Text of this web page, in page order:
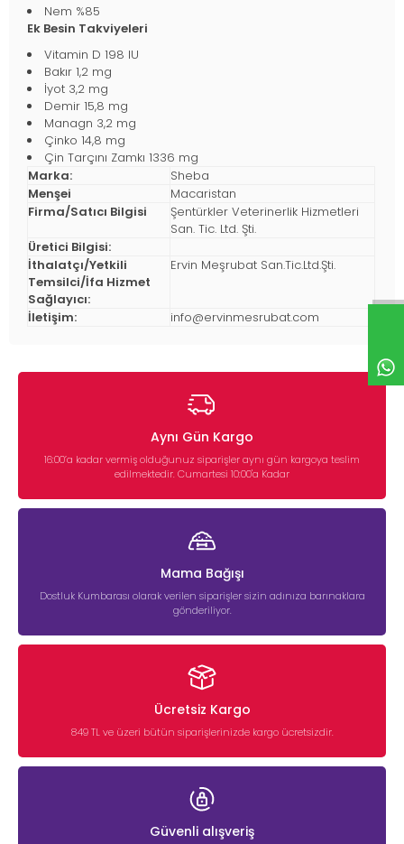
Nem %85
Ek Besin Takviyeleri
Vitamin D 198 IU
Bakır 1,2 mg
İyot 3,2 mg
Demir 15,8 mg
Managn 3,2 mg
Çinko 14,8 mg
Çin Tarçını Zamkı 1336 mg
Marka:
Sheba
Menşei
Macaristan
Firma/Satıcı Bilgisi
Şentürkler Veterinerlik Hizmetleri
San. Tic. Ltd. Şti.
Üretici Bilgisi:
İthalatçı/Yetkili
Temsilci/İfa Hizmet
Sağlayıcı:
Ervin Meşrubat San.Tic.Ltd.Şti.
İletişim: info@ervinmesrubat.com
Aynı Gün Kargo
16:00’a kadar vermiş olduğunuz siparişler aynı gün kargoya teslim
edilmektedir. Cumartesi 10:00'a Kadar
Mama Bağışı
Dostluk Kumbarası olarak verilen siparişler sizin adınıza barınaklara
gönderiliyor.
Ücretsiz Kargo
849 TL ve üzeri bütün siparişlerinizde kargo ücretsizdir.
Güvenli alışveriş